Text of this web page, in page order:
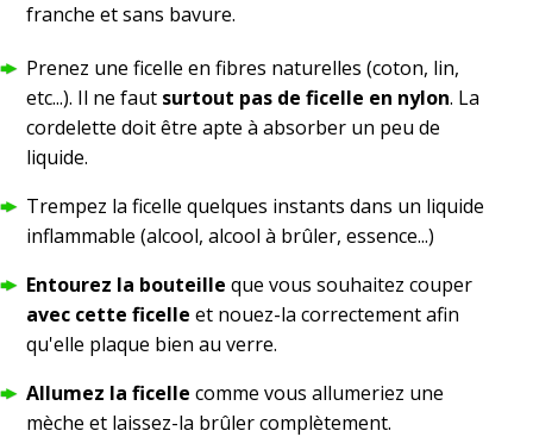
franche et sans bavure.
Prenez une ficelle en fibres naturelles (coton, lin,
etc...). Il ne faut surtout pas de ficelle en nylon. La
cordelette doit être apte à absorber un peu de
liquide.
Trempez la ficelle quelques instants dans un liquide
inflammable (alcool, alcool à brûler, essence...)
Entourez la bouteille que vous souhaitez couper
avec cette ficelle et nouez-la correctement afin
qu'elle plaque bien au verre.
Allumez la ficelle comme vous allumeriez une
mèche et laissez-la brûler complètement.